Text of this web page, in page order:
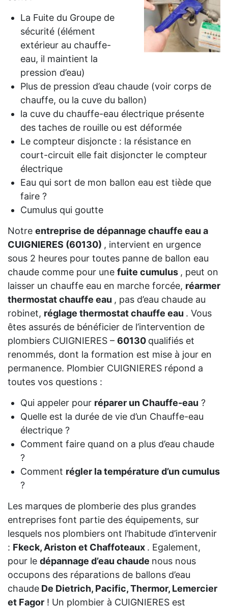
La Fuite du Groupe de
sécurité (élément
extérieur au chauffe-
eau, il maintient la
pression d’eau)
Plus de pression d’eau chaude (voir corps de
chauffe, ou la cuve du ballon)
la cuve du chauffe-eau électrique présente
des taches de rouille ou est déformée
Le compteur disjoncte : la résistance en
court-circuit elle fait disjoncter le compteur
électrique
Eau qui sort de mon ballon eau est tiède que
faire ?
Cumulus qui goutte
Notre entreprise de dépannage chauffe eau a
CUIGNIERES (60130) , intervient en urgence
sous 2 heures pour toutes panne de ballon eau
chaude comme pour une fuite cumulus , peut on
laisser un chauffe eau en marche forcée, réarmer
thermostat chauffe eau , pas d’eau chaude au
robinet, réglage thermostat chauffe eau . Vous
êtes assurés de bénéficier de l’intervention de
plombiers CUIGNIERES – 60130 qualifiés et
renommés, dont la formation est mise à jour en
permanence. Plombier CUIGNIERES répond a
toutes vos questions :
Qui appeler pour réparer un Chauffe-eau ?
Quelle est la durée de vie d’un Chauffe-eau
électrique ?
Comment faire quand on a plus d’eau chaude
?
Comment régler la température d’un cumulus
?
Les marques de plomberie des plus grandes
entreprises font partie des équipements, sur
lesquels nos plombiers ont l’habitude d’intervenir
: Fkeck, Ariston et Chaffoteaux . Egalement,
pour le dépannage d’eau chaude nous nous
occupons des réparations de ballons d’eau
chaude De Dietrich, Pacific, Thermor, Lemercier
et Fagor ! Un plombier à CUIGNIERES est